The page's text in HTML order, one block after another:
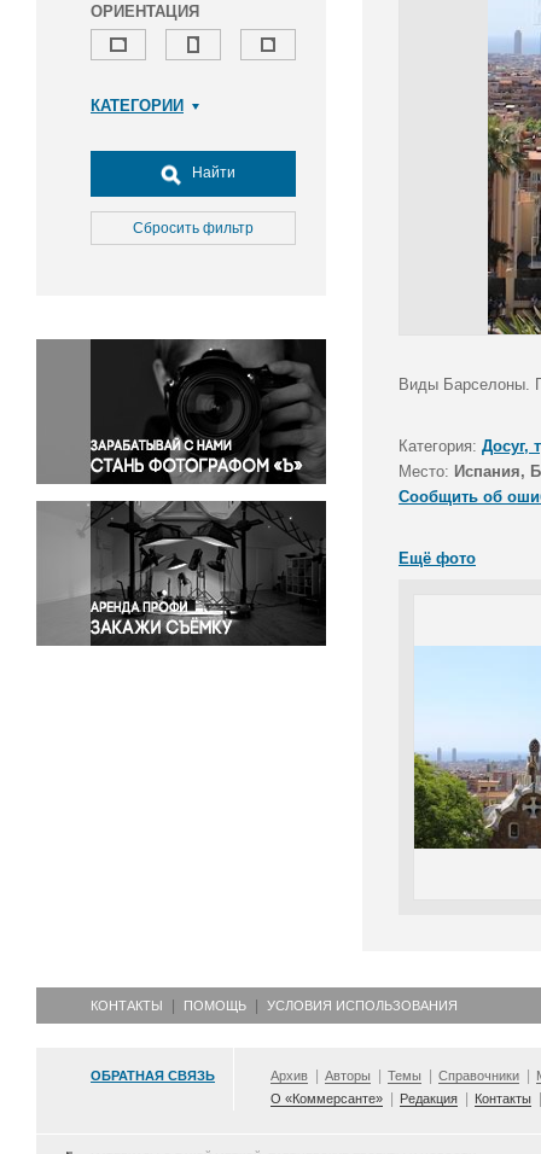
ОРИЕНТАЦИЯ
КАТЕГОРИИ
Досуг, туризм и отдых
Культура
Медицина
Окружающая среда
Политика
Правосудие
Происшествия и конфликты
Религия
Светская жизнь
Спорт
Экология
Экономика и бизнес
Найти
Сбросить фильтр
Виды Барселоны.
Категория: Досуг,
Место: Испания,
Сообщить об
Ещё фото
КОНТАКТЫ ПОМОЩЬ УСЛОВИЯ ИСПОЛЬЗОВАНИЯ
ОБРАТНАЯ СВЯЗЬ Архив Авторы Темы Справочники
О «Коммерсанте»
Редакция Контакты